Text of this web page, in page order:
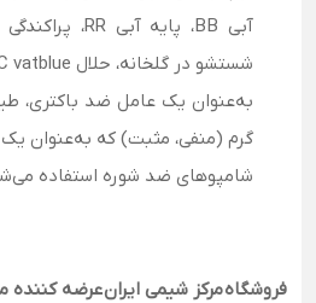
شستشو در گلخانه، حلال IBC vatblue و غیره.
به‌عنوان یک عامل ضد باکتری،
گرم (منفی، مثبت) که به‌عنوان یک
شامپوهای ضد شوره استفاده
فروشگاهمرکز شیمی ایرانعرضه کننده